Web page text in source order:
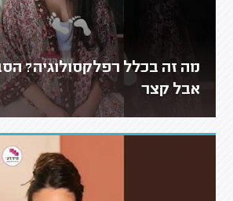
מה זה בכלל רפלקסולוגיה?
אבל קצר